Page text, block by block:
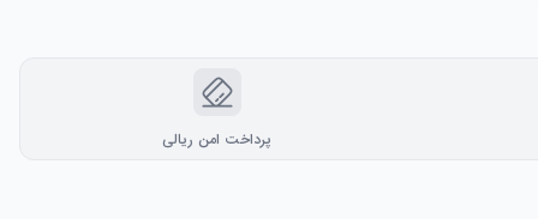
پرداخت امن ریالی